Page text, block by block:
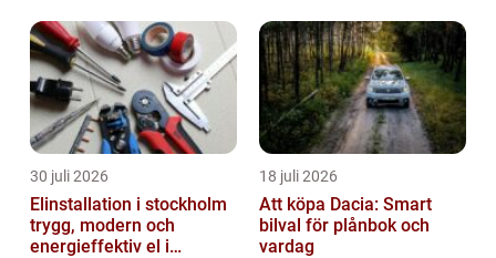
30 juli 2026
Elinstallation i stockholm
trygg, modern och
energieffektiv el i
18 juli 2026
Att köpa Dacia: Smart
bilval för plånbok och
vardag